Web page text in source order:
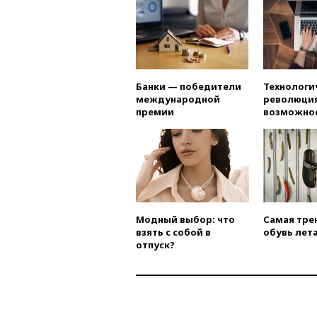
Банки — победители
международной
премии
Модный выбор: что
взять с собой в
отпуск?
Самая
обувь